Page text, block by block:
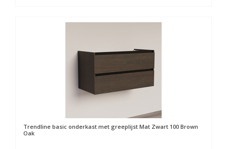
Trendline basic onderkast met greeplijst Mat Zwart 100 Brown
Oak